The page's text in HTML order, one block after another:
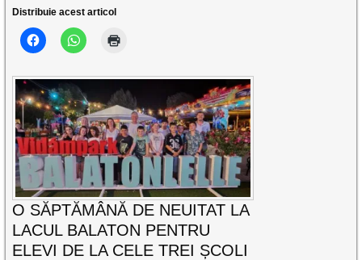
Distribuie acest articol
O SĂPTĂMÂNĂ DE NEUITAT LA
LACUL BALATON PENTRU
ELEVI DE LA CELE TREI ȘCOLI